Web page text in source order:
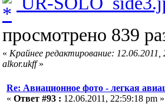
просмотрено 839
« Крайнее редактирование:
alkor.ukff»
Re: Авиационное фото - легкая
« Ответ #93 : 12.06.2011, 22:59:18 pm »